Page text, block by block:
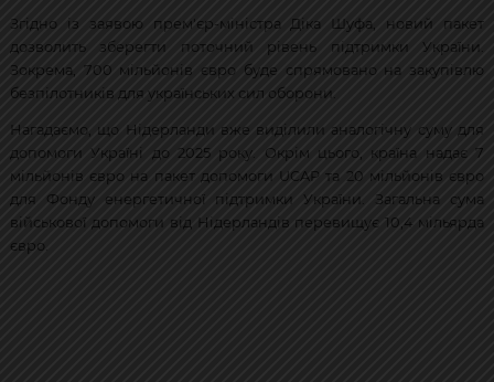
Згідно із заявою прем'єр-міністра Діка Шуфа, новий пакет
дозволить зберегти поточний рівень підтримки України.
Зокрема, 700 мільйонів євро буде спрямовано на закупівлю
безпілотників для українських сил оборони.
Нагадаємо, що Нідерланди вже виділили аналогічну суму для
допомоги Україні до 2025 року. Окрім цього, країна надає 7
мільйонів євро на пакет допомоги UCAP та 20 мільйонів євро
для Фонду енергетичної підтримки України. Загальна сума
військової допомоги від Нідерландів перевищує 10,4 мільярда
євро.